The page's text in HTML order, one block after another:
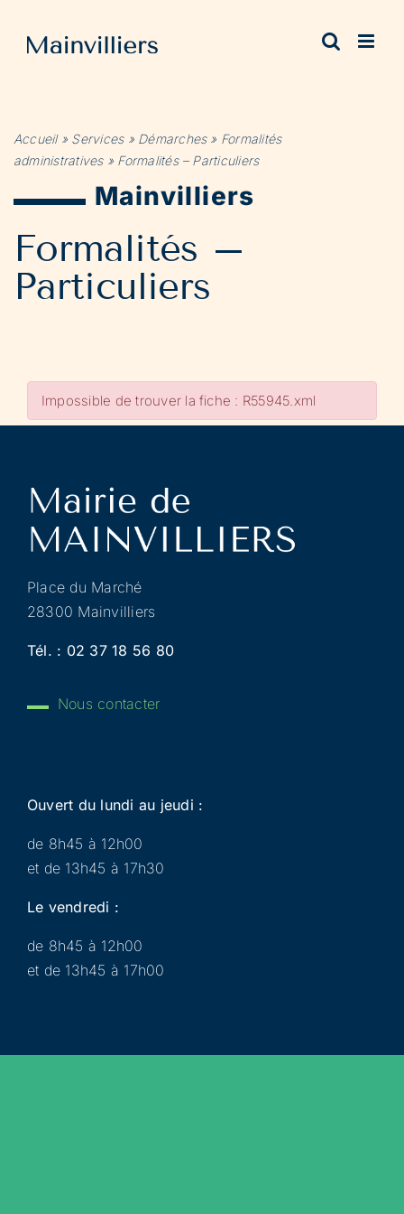
contenu
Accueil» Services» Démarches» Formalités
administratives» Formalités – Particuliers
Mainvilliers
Formalités –
Particuliers
Impossible de trouver la fiche : R55945.xml
Place du Marché
28300 Mainvilliers
Tél. : 02 37 18 56 80
Nous contacter
Ouvert du lundi au jeudi :
de 8h45 à 12h00
et de 13h45 à 17h30
Le vendredi :
de 8h45 à 12h00
et de 13h45 à 17h00